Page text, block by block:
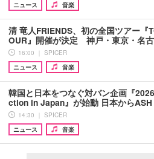
ニュース
音楽
清 竜人FRIENDS、初の全国ツアー『
OUR』開催が決定 神戸・東京・名
16:00 ｜ SPICER
ニュース
音楽
韓国と日本をつなぐ対バン企画『
ction in Japan』が始動 日本から
14:30 ｜ SPICER
ニュース
音楽